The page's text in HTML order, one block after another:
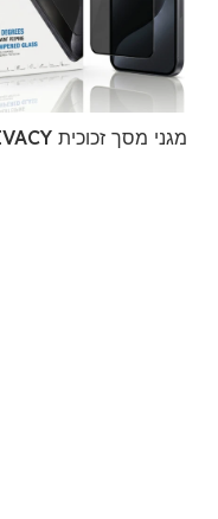
מגני מסך זכוכית PRIVACY